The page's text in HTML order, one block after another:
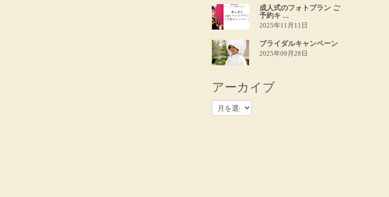
成人式のフォトプラン ご
予約キ ...
2025年11月11日
ブライダルキャンペーン
2025年09月28日
アーカイブ